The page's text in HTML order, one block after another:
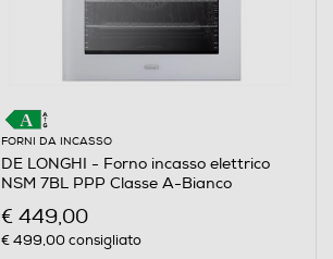
FORNI DA INCASSO
DE LONGHI - Forno incasso elettrico
NSM 7BL PPP Classe A-Bianco
€ 449,00
€ 499,00consigliato